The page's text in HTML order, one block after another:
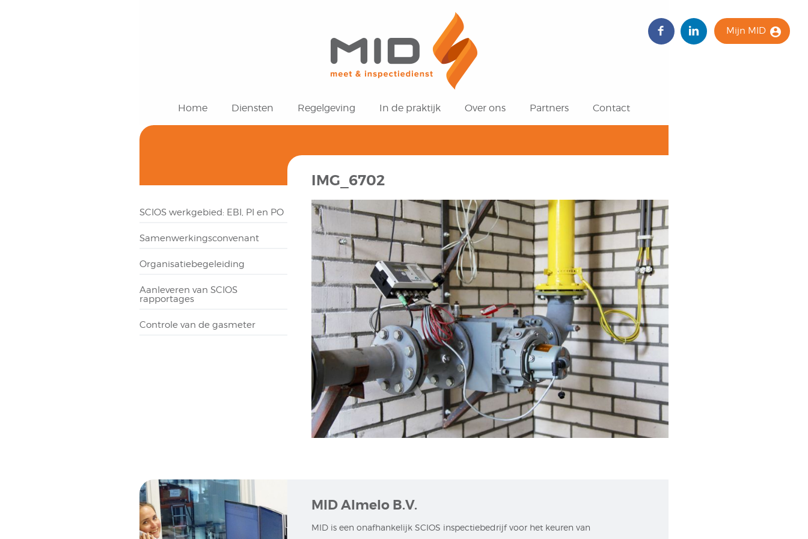
Home Diensten Regelgeving In de praktijk Over ons Partners Contact
Mijn MID
SCIOS werkgebied: EBI, PI en PO
Samenwerkingsconvenant
Organisatiebegeleiding
Aanleveren van SCIOS
rapportages
Controle van de gasmeter
IMG_6702
MID Almelo B.V.
MID is een onafhankelijk SCIOS inspectiebedrijf voor het keuren van